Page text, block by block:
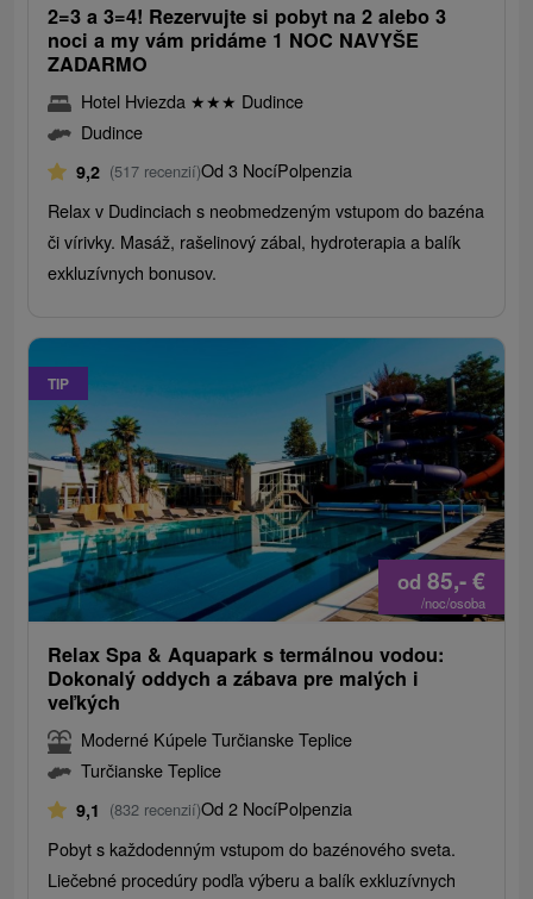
2=3 a 3=4! Rezervujte si pobyt na 2 alebo 3
noci a my vám pridáme 1 NOC NAVYŠE
ZADARMO
Hotel Hviezda ★★★ Dudince
Dudince
9,2 (517 recenzií)Od 3 NocíPolpenzia
Relax v Dudinciach s neobmedzeným vstupom do bazéna
či vírivky. Masáž, rašelinový zábal, hydroterapia a balík
exkluzívnych bonusov.
TIP
od 85,-€
/noc/osoba
Relax Spa & Aquapark s termálnou vodou:
Dokonalý oddych a zábava pre malých i
veľkých
Moderné Kúpele Turčianske Teplice
Turčianske Teplice
9,1 (832 recenzií)Od 2 NocíPolpenzia
Pobyt s každodenným vstupom do bazénového sveta.
Liečebné procedúry podľa výberu a balík exkluzívnych